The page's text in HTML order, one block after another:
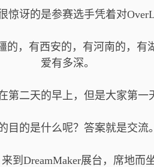
惊讶的是参赛选手凭着对
的，有西安的，有河南的，有
爱有多深。
第二天的早上，但是大家第一
目的是什么呢？答案就是交流
到DreamMaker展台，席地而